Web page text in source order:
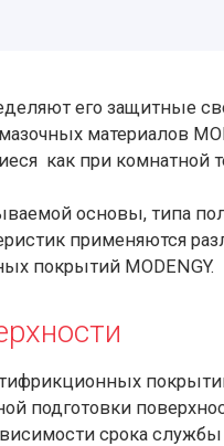
его защитные
материалов
как при комнатной
основы, типа
применяются
покрытий MODENGY.
подготовки
срока